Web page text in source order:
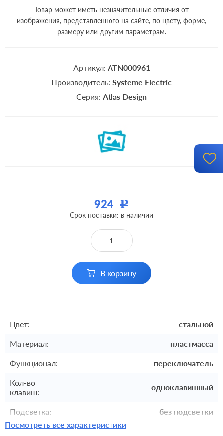
Товар может иметь незначительные отличия от
изображения, представленного на сайте, по цвету, форме,
размеру или другим параметрам.
Артикул: ATN000961
Производитель: Systeme Electric
Серия: Atlas Design
924 Р
Срок поставки: в наличии
В корзину
Посмотреть все характеристики
Цвет: стальной
Материал: пластмасса
Функционал: переключатель
Кол-во
клавиш:
одноклавишный
Подсветка: без подсветки
Включение: